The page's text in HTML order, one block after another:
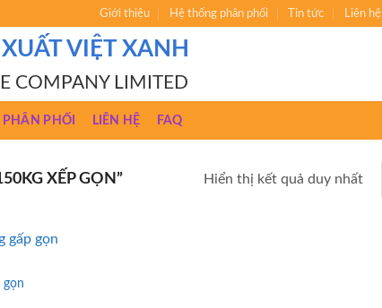
Giới thiệu Hệ thống phân phối Tin tức Liên hệ
VIỆT XANH
COMPANY LIMITED
PHỐI LIÊN HỆ FAQ
XẾP GỌN” Hiển thị kết quả duy nhất
gọn